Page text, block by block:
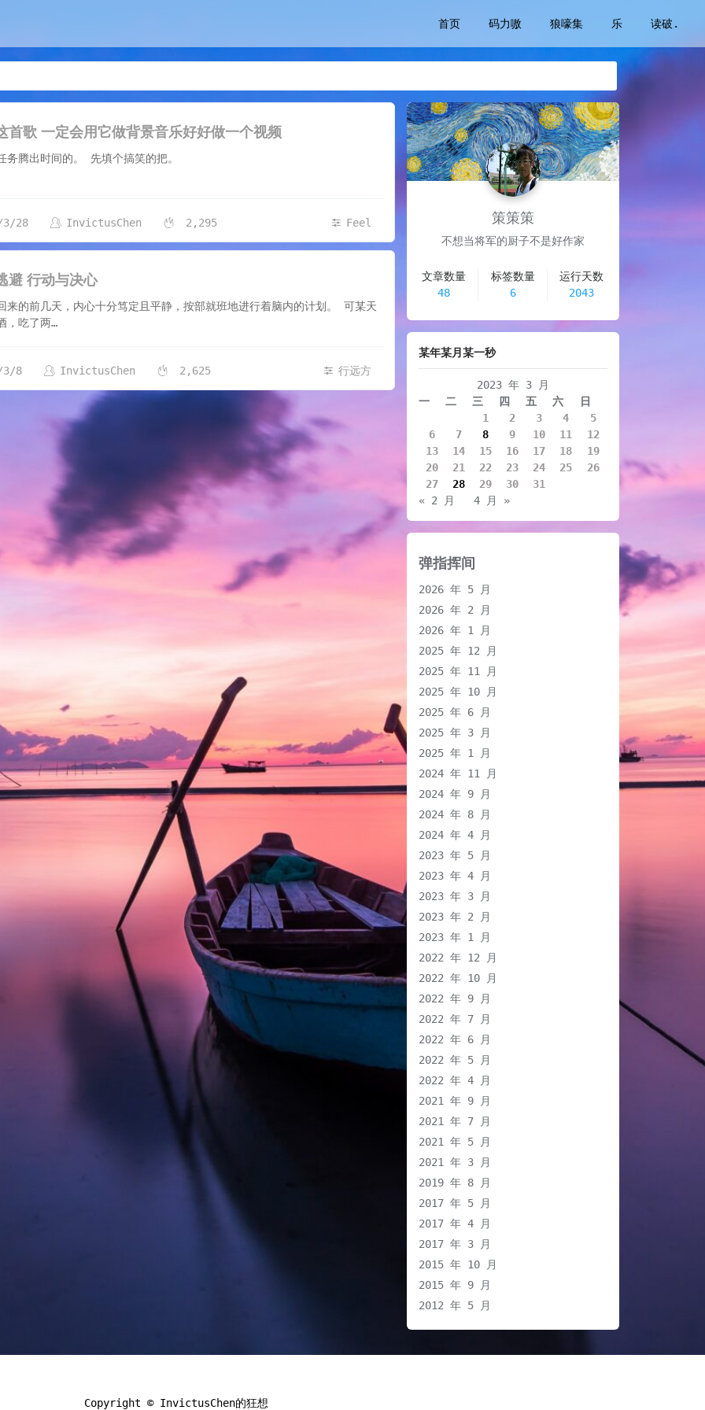
首页 码力嗷 狼嚎集 乐 读破.
首歌 一定会用它做背景音乐好好做一个视频
务腾出时间的。 先填个搞笑的把。
Feel
3/28 InvictusChen 2,295
避 行动与决心
来的前几天，内心十分笃定且平静，按部就班地进行着脑内的计划。 可某天
，吃了两…
行远方
3/8 InvictusChen 2,625
策策策
不想当将军的厨子不是好作家
文章数量
48
标签数量
6
运行天数
2043
某年某月某一秒
2023 年 3 月
一
二 三 四 五 六
日
1
2 3 4
5
6
7 8 9 10 11
12
13
14 15 16 17 18
19
20
21 22 23 24 25
26
27
28 29 30
31
« 2 月
4 月 »
弹指挥间
2026 年 5 月
2026 年 2 月
2026 年 1 月
2025 年 12 月
2025 年 11 月
2025 年 10 月
2025 年 6 月
2025 年 3 月
2025 年 1 月
2024 年 11 月
2024 年 9 月
2024 年 8 月
2024 年 4 月
2023 年 5 月
2023 年 4 月
2023 年 3 月
2023 年 2 月
2023 年 1 月
2022 年 12 月
2022 年 10 月
2022 年 9 月
2022 年 7 月
2022 年 6 月
2022 年 5 月
2022 年 4 月
2021 年 9 月
2021 年 7 月
2021 年 5 月
2021 年 3 月
2019 年 8 月
2017 年 5 月
2017 年 4 月
2017 年 3 月
2015 年 10 月
2015 年 9 月
2012 年 5 月
Copyright © InvictusChen的狂想